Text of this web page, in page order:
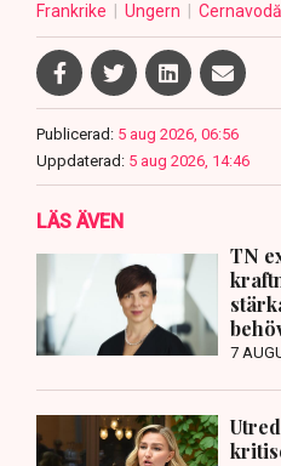
Frankrike
Ungern Cernavodă
Publicerad: 5 aug 2026, 06:56
Uppdaterad: 5 aug 2026, 14:46
LÄS ÄVEN
TN
7